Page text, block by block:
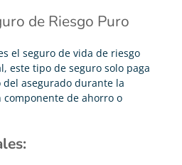
de Riesgo Puro
el seguro de vida de riesgo
este tipo de seguro solo paga
asegurado durante la
de ahorro o